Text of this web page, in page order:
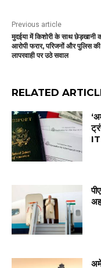
Previous article
मुदईया में किशोरी के साथ छेड़खानी
आरोपी फरार, परिजनों और पुलिस की
लापरवाही पर उठे सवाल
RELATED
IT